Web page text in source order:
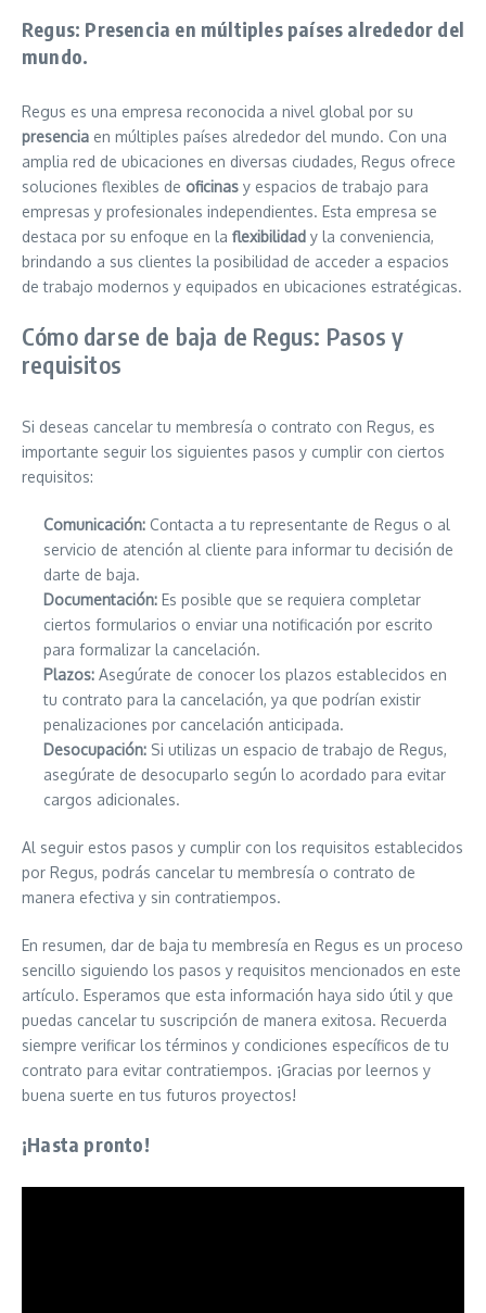
Regus: Presencia en múltiples países alrededor del
mundo.
Regus es una empresa reconocida a nivel global por su
presencia en múltiples países alrededor del mundo. Con una
amplia red de ubicaciones en diversas ciudades, Regus ofrece
soluciones flexibles de oficinas y espacios de trabajo para
empresas y profesionales independientes. Esta empresa se
destaca por su enfoque en la flexibilidad y la conveniencia,
brindando a sus clientes la posibilidad de acceder a espacios
de trabajo modernos y equipados en ubicaciones estratégicas.
Cómo darse de baja de Regus: Pasos y
requisitos
Si deseas cancelar tu membresía o contrato con Regus, es
importante seguir los siguientes pasos y cumplir con ciertos
requisitos:
Comunicación: Contacta a tu representante de Regus o al
servicio de atención al cliente para informar tu decisión de
darte de baja.
Documentación: Es posible que se requiera completar
ciertos formularios o enviar una notificación por escrito
para formalizar la cancelación.
Plazos: Asegúrate de conocer los plazos establecidos en
tu contrato para la cancelación, ya que podrían existir
penalizaciones por cancelación anticipada.
Desocupación: Si utilizas un espacio de trabajo de Regus,
asegúrate de desocuparlo según lo acordado para evitar
cargos adicionales.
Al seguir estos pasos y cumplir con los requisitos establecidos
por Regus, podrás cancelar tu membresía o contrato de
manera efectiva y sin contratiempos.
En resumen, dar de baja tu membresía en Regus es un proceso
sencillo siguiendo los pasos y requisitos mencionados en este
artículo. Esperamos que esta información haya sido útil y que
puedas cancelar tu suscripción de manera exitosa. Recuerda
siempre verificar los términos y condiciones específicos de tu
contrato para evitar contratiempos. ¡Gracias por leernos y
buena suerte en tus futuros proyectos!
¡Hasta pronto!